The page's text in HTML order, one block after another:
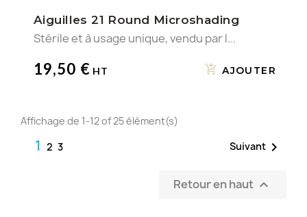
Aiguilles 21 Round Microshading
Stérile et à usage unique, vendu par l...
19,50 € AJOUTER
Affichage de 1-12 of 25 élément(s)
1 2 3 Suivant 
Retour en haut 